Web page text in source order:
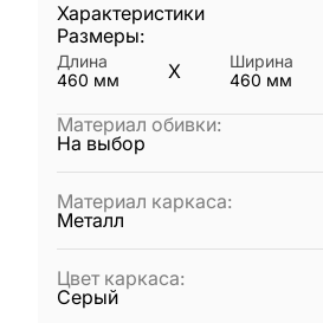
Характеристики
Размеры:
Длина
460 мм X
Ширина
460 мм
Материал обивки:
На выбор
Материал каркаса:
Металл
Цвет каркаса:
Серый